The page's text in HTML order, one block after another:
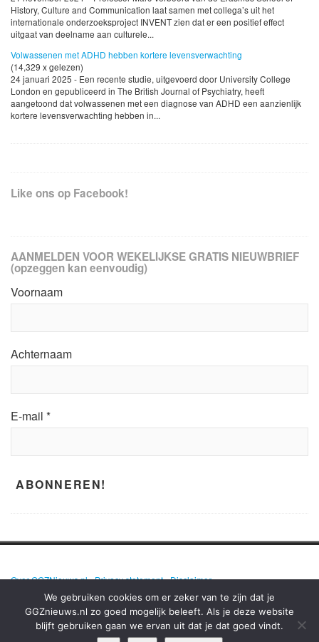
History, Culture and Communication laat samen met collega’s uit het
internationale onderzoeksproject INVENT zien dat er een positief effect
uitgaat van deelname aan culturele...
Volwassenen met ADHD hebben kortere levensverwachting
(14,329 x gelezen)
24 januari 2025 - Een recente studie, uitgevoerd door University College
London en gepubliceerd in The British Journal of Psychiatry, heeft
aangetoond dat volwassenen met een diagnose van ADHD een aanzienlijk
kortere levensverwachting hebben in...
Like ons op Facebook!
AANMELDEN VOOR WEKELIJKSE GRATIS NIEUWBRIEF
(opzeggen kan eenvoudig)
Voornaam
Achternaam
E-mail *
Over GGZNieuws.nl•Privacy statement•Disclaimer
GGZNIEUWS.NL – ELKE DAG HET NIEUWS OVER MENTALE GEZONDHEID
We gebruiken cookies om er zeker van te zijn dat je
GGZnieuws.nl zo goed mogelijk beleeft. Als je deze website
blijft gebruiken gaan we ervan uit dat je dat goed vindt.